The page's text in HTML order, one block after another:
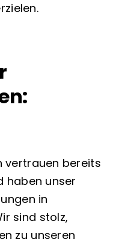
vertrauen bereits
haben unser
in
sind stolz,
zu unseren